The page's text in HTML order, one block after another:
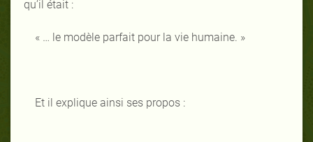
qu’il était :
« … le modèle parfait pour la vie humaine. »
Et il explique ainsi ses propos :